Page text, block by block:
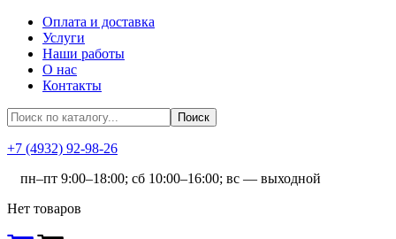
Оплата и доставка
Услуги
Наши работы
О нас
Контакты
+7 (4932) 92-98-26
пн–пт 9:00–18:00; сб 10:00–16:00; вс — выходной
Нет товаров